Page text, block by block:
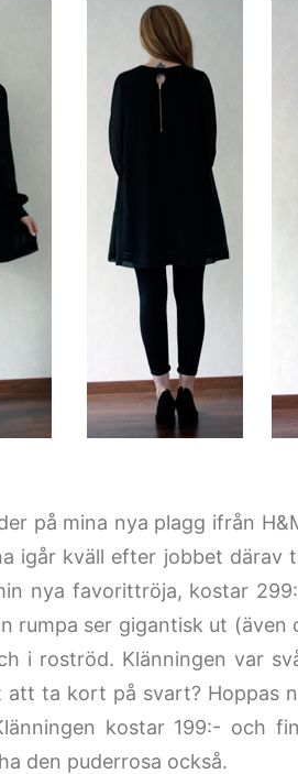
på mina nya plagg ifrån
igår kväll efter jobbet därav
nya favorittröja, kostar
rumpa ser gigantisk ut
i roströd. Klänningen var
att ta kort på svart? Hoppas
kostar 199:- och
den puderrosa också.